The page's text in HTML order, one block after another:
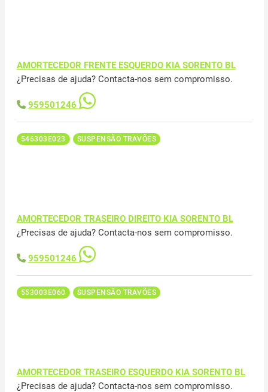
AMORTECEDOR FRENTE ESQUERDO KIA SORENTO BL
¿Precisas de ajuda? Contacta-nos sem compromisso.
959501246
546303E023 SUSPENSÃO TRAVÕES
AMORTECEDOR TRASEIRO DIREITO KIA SORENTO BL
¿Precisas de ajuda? Contacta-nos sem compromisso.
959501246
553003E060 SUSPENSÃO TRAVÕES
AMORTECEDOR TRASEIRO ESQUERDO KIA SORENTO BL
¿Precisas de ajuda? Contacta-nos sem compromisso.